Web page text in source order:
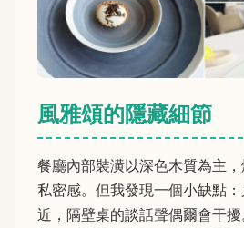
風雅頌的隱藏細節
餐廳內部裝潢以深色木質為主
私密感。但我發現一個小缺點
近，隔壁桌的談話聲偶爾會干